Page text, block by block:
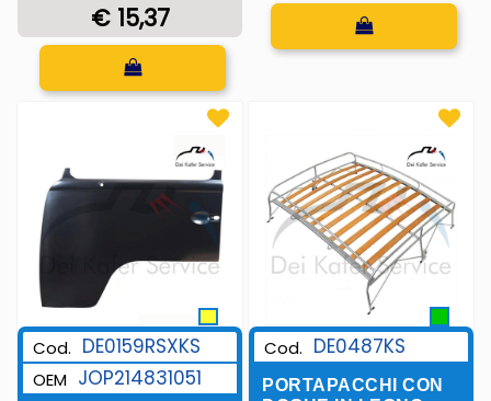
€ 15,37
Quantità
Quantità
Cod. DE0159RSXKS
OEM JOP214831051
Cod. DE0487KS
PORTAPACCHI CON